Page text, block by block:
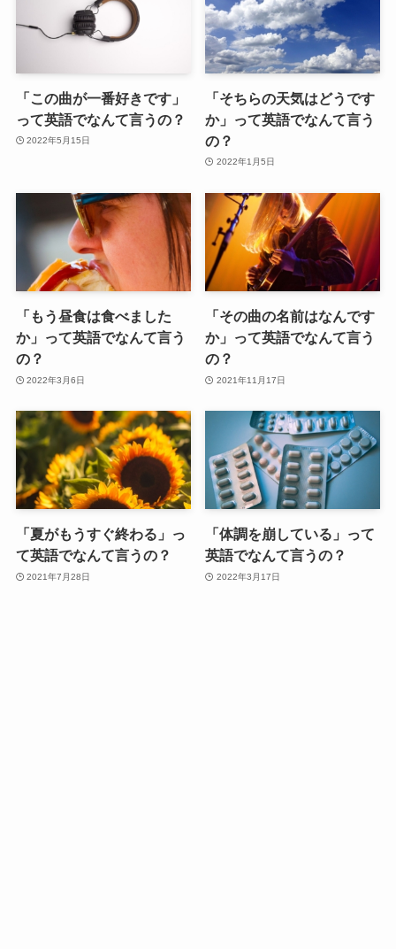
「この曲が一番好きです」
って英語でなんて言うの？
2022年5月15日
「そちらの天気はどうです
か」って英語でなんて言う
の？
2022年1月5日
「もう昼食は食べました
か」って英語でなんて言う
の？
2022年3月6日
「その曲の名前はなんです
か」って英語でなんて言う
の？
2021年11月17日
「夏がもうすぐ終わる」っ
て英語でなんて言うの？
2021年7月28日
「体調を崩している」って
英語でなんて言うの？
2022年3月17日